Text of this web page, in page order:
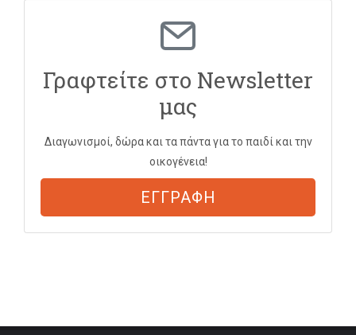
Γραφτείτε στο Newsletter
μας
Διαγωνισμοί, δώρα και τα πάντα για το παιδί και την
οικογένεια!
ΕΓΓΡΑΦΗ